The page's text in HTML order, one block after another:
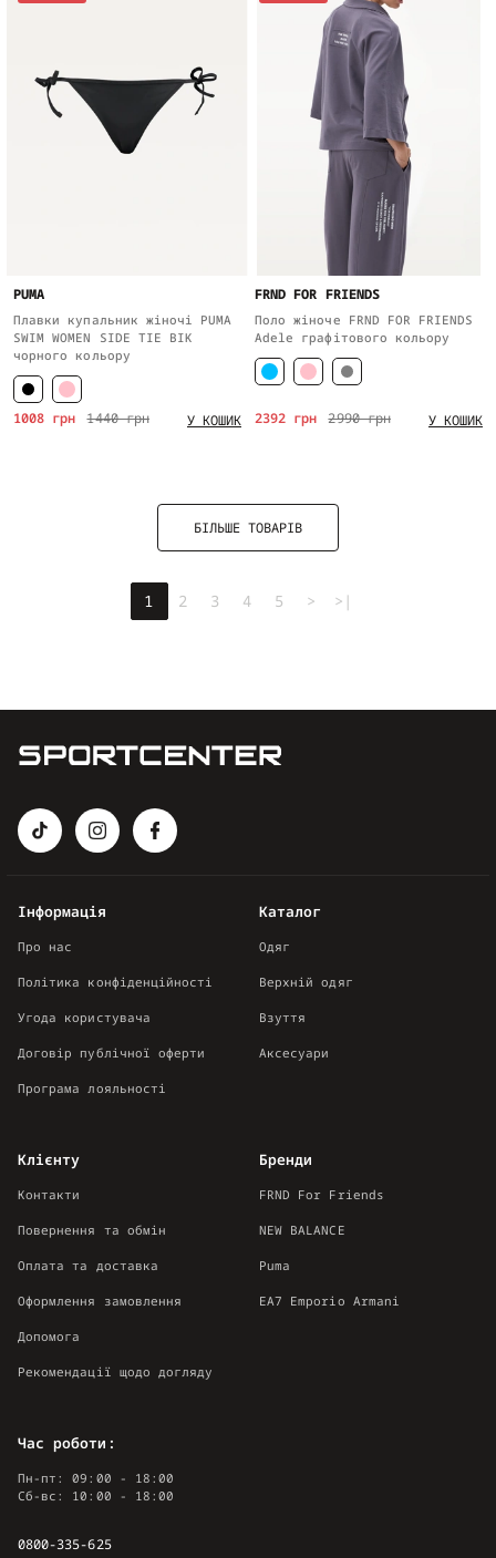
PUMA
Плавки купальник жіночі PUMA
SWIM WOMEN SIDE TIE BIK
чорного кольору
1440 грн
1008 грн У КОШИК
FRND FOR FRIENDS
Поло жіноче FRND FOR FRIENDS
Adele графітового кольору
2990 грн
2392 грн У КОШИК
БІЛЬШЕ ТОВАРІВ
1 2 3 4 5 > >|
Каталог
Одяг
Верхній одяг
Взуття
Аксесуари
Інформація
Про нас
Політика конфіденційності
Угода користувача
Договір публічної оферти
Програма лояльності
Клієнту
Контакти
Повернення та обмін
Оплата та доставка
Оформлення замовлення
Допомога
Рекомендації щодо догляду
Бренди
FRND For Friends
NEW BALANCE
Puma
EA7 Emporio Armani
Час роботи:
Пн-пт: 09:00 - 18:00
Сб-вс: 10:00 - 18:00
0800-335-625